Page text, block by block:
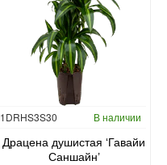
Гидропоника
1DRHS3S30 В наличии
Драцена душистая ‘Гавайи
Саншайн’